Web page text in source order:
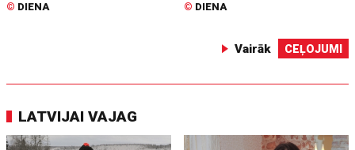
© DIENA © DIENA
Vairāk CEĻOJUMI
LATVIJAI VAJAG